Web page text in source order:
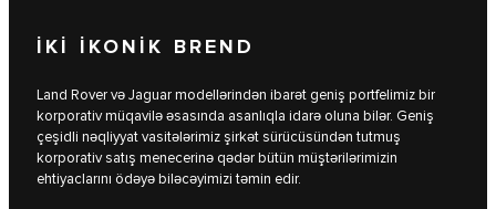
İKİ İKONİK BREND
Land Rover və Jaguar modellərindən ibarət geniş portfelimiz bir
korporativ müqavilə əsasında asanlıqla idarə oluna bilər. Geniş
çeşidli nəqliyyat vasitələrimiz şirkət sürücüsündən tutmuş
korporativ satış menecerinə qədər bütün müştərilərimizin
ehtiyaclarını ödəyə biləcəyimizi təmin edir.